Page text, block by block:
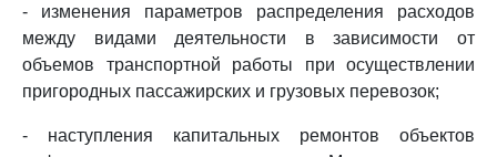
- изменения параметров распределения расходов
между видами деятельности в зависимости от
объемов транспортной работы при осуществлении
пригородных пассажирских и грузовых перевозок;
- наступления капитальных ремонтов объектов